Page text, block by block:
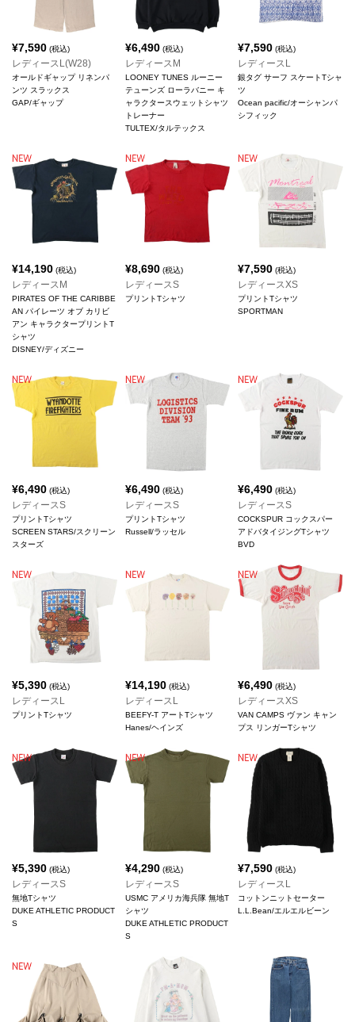
¥7,590 (税込)
レディースL(W28)
オールドギャップ リネンパ
ンツ スラックス
GAP/ギャップ
¥6,490(税込)
レディースM
LOONEY TUNES ルーニー
テューンズ ローラバニー キ
ャラクタースウェットシャツ
トレーナー
TULTEX/タルテックス
¥7,590 (税込)
レディースL
銀タグ サーフ スケートTシャ
ツ
Ocean pacific/オーシャンパ
シフィック
¥14,190 (税込)
レディースM
PIRATES OF THE CARIBBE
AN パイレーツ オブ カリビ
アン キャラクタープリントT
シャツ
DISNEY/ディズニー
¥8,690(税込)
レディースS
プリントTシャツ
¥7,590 (税込)
レディースXS
プリントTシャツ
SPORTMAN
¥6,490 (税込)
レディースS
プリントTシャツ
SCREEN STARS/スクリーン
スターズ
¥6,490(税込)
レディースS
プリントTシャツ
Russell/ラッセル
¥6,490 (税込)
レディースS
COCKSPUR コックスパー
アドバタイジングTシャツ
BVD
¥5,390 (税込)
レディースL
プリントTシャツ
¥14,190(税込)
レディースL
BEEFY-T アートTシャツ
Hanes/ヘインズ
¥6,490 (税込)
レディースXS
VAN CAMPS ヴァン キャン
プス リンガーTシャツ
¥5,390 (税込)
レディースS
無地Tシャツ
DUKE ATHLETIC PRODUCT
S
¥4,290(税込)
レディースS
USMC アメリカ海兵隊 無地T
シャツ
DUKE ATHLETIC PRODUCT
S
¥7,590 (税込)
レディースL
コットンニットセーター
L.L.Bean/エルエルビーン